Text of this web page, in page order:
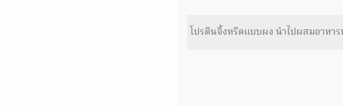
โปรตีนจิ้งหรีดแบบผง นำไปผสมอาห